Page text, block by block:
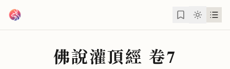
佛說灌頂經 卷7